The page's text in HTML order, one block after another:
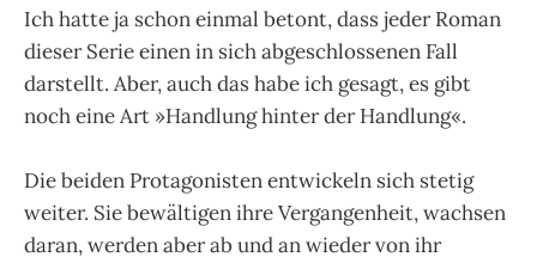
Ich hatte ja schon einmal betont, dass jeder Roman
dieser Serie einen in sich abgeschlossenen Fall
darstellt. Aber, auch das habe ich gesagt, es gibt
noch eine Art »Handlung hinter der Handlung«.
Die beiden Protagonisten entwickeln sich stetig
weiter. Sie bewältigen ihre Vergangenheit, wachsen
daran, werden aber ab und an wieder von ihr